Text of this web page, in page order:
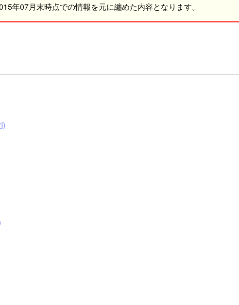
年07月末時点での情報を元に纏めた内容となります。